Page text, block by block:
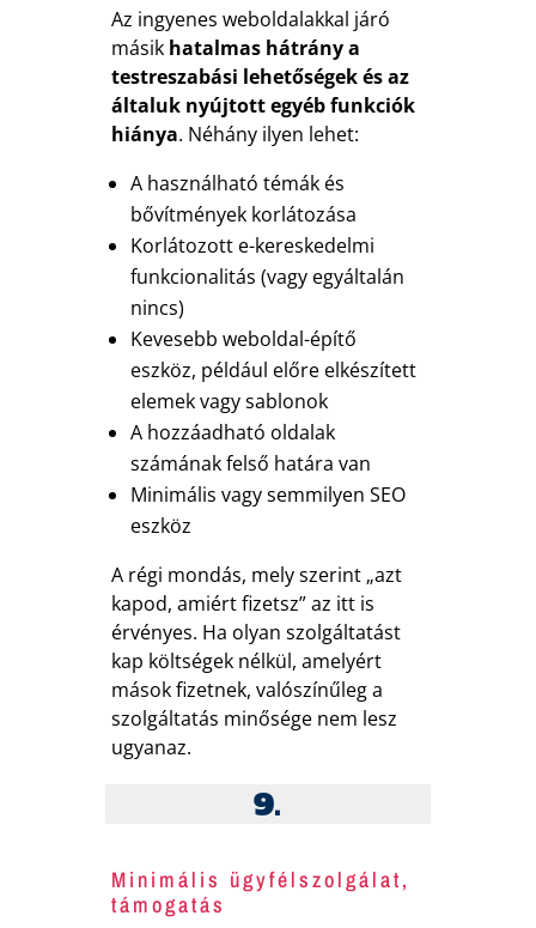
Az ingyenes weboldalakkal járó
másik hatalmas hátrány a
testreszabási lehetőségek és az
általuk nyújtott egyéb funkciók
hiánya. Néhány ilyen lehet:
A használható témák és
bővítmények korlátozása
Korlátozott e-kereskedelmi
funkcionalitás (vagy egyáltalán
nincs)
Kevesebb weboldal-építő
eszköz, például előre elkészített
elemek vagy sablonok
A hozzáadható oldalak
számának felső határa van
Minimális vagy semmilyen SEO
eszköz
A régi mondás, mely szerint „azt
kapod, amiért fizetsz” az itt is
érvényes. Ha olyan szolgáltatást
kap költségek nélkül, amelyért
mások fizetnek, valószínűleg a
szolgáltatás minősége nem lesz
ugyanaz.
9.
Minimális ügyfélszolgálat,
támogatás